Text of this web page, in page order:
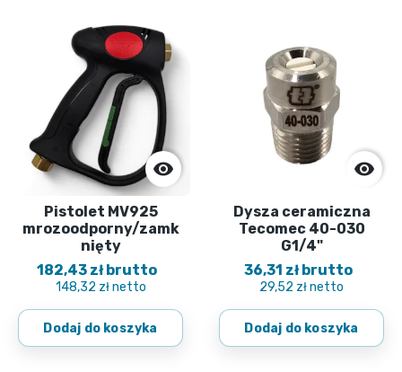

Pistolet MV925
mrozoodporny/zamk
nięty
182,43 zł brutto
148,32 zł netto
Dodaj do koszyka

Dysza ceramiczna
Tecomec 40-030
G1/4"
36,31 zł brutto
29,52 zł netto
Dodaj do koszyka